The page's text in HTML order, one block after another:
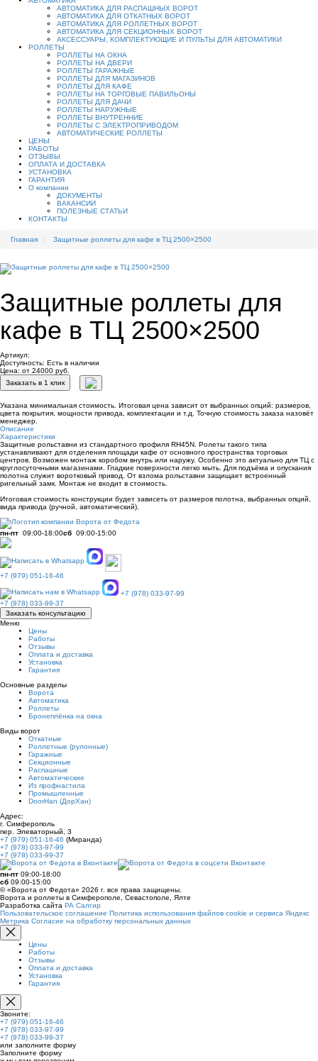
АВТОМАТИКА ДЛЯ РАСПАШНЫХ ВОРОТ
АВТОМАТИКА ДЛЯ ОТКАТНЫХ ВОРОТ
АВТОМАТИКА ДЛЯ РОЛЛЕТНЫХ ВОРОТ
АВТОМАТИКА ДЛЯ СЕКЦИОННЫХ ВОРОТ
АКСЕССУАРЫ, КОМПЛЕКТУЮЩИЕ И ПУЛЬТЫ ДЛЯ АВТОМАТИКИ
РОЛЛЕТЫ
РОЛЛЕТЫ НА ОКНА
РОЛЛЕТЫ НА ДВЕРИ
РОЛЛЕТЫ ГАРАЖНЫЕ
РОЛЛЕТЫ ДЛЯ МАГАЗИНОВ
РОЛЛЕТЫ ДЛЯ КАФЕ
РОЛЛЕТЫ НА ТОРГОВЫЕ ПАВИЛЬОНЫ
РОЛЛЕТЫ ДЛЯ ДАЧИ
РОЛЛЕТЫ НАРУЖНЫЕ
РОЛЛЕТЫ ВНУТРЕННИЕ
РОЛЛЕТЫ С ЭЛЕКТРОПРИВОДОМ
АВТОМАТИЧЕСКИЕ РОЛЛЕТЫ
ЦЕНЫ
РАБОТЫ
ОТЗЫВЫ
ОПЛАТА И ДОСТАВКА
УСТАНОВКА
ГАРАНТИЯ
О компании
ДОКУМЕНТЫ
ВАКАНСИИ
ПОЛЕЗНЫЕ СТАТЬИ
КОНТАКТЫ
Главная Защитные роллеты для кафе в ТЦ 2500×2500
Защитные роллеты для
кафе в ТЦ 2500×2500
Артикул:
Доступность: Есть в наличии
Цена: от 24000 руб.
Заказать в 1 клик
Указана минимальная стоимость. Итоговая цена зависит от выбранных опций: размеров,
цвета покрытия, мощности привода, комплектации и т.д. Точную стоимость заказа назовёт
менеджер.
Описание
Характеристики
Защитные рольставни из стандартного профиля RH45N. Ролеты такого типа
устанавливают для отделения площади кафе от основного пространства торговых
центров. Возможен монтаж коробом внутрь или наружу. Особенно это актуально для ТЦ с
круглосуточными магазинами. Гладкие поверхности легко мыть. Для подъёма и опускания
полотна служит воротковый привод. От взлома рольставни защищает встроенный
ригельный замк. Монтаж не входит в стоимость.
Итоговая стоимость конструкции будет зависеть от размеров полотна, выбранных опций,
вида привода (ручной, автоматический).
пн-пт 09:00-18:00сб 09:00-15:00
+7 (979) 051-16-46
+7 (978) 033-97-99
+7 (978) 033-99-37
Заказать консультацию
Меню
Цены
Работы
Отзывы
Оплата и доставка
Установка
Гарантия
Основные разделы
Ворота
Автоматика
Роллеты
Бронеплёнка на окна
Виды ворот
Откатные
Роллетные (рулонные)
Гаражные
Секционные
Распашные
Автоматические
Из профнастила
Промышленные
DoorHan (ДорХан)
Адрес:
г. Симферополь
пер. Элеваторный, 3
+7 (979) 051-16-46 (Миранда)
+7 (978) 033-97-99
+7 (978) 033-99-37
пн-пт 09:00-18:00
сб 09:00-15:00
© «Ворота от Федота» 2026 г. все права защищены.
Ворота и роллеты в Симферополе, Севастополе, Ялте
Разработка сайта РА Салгир
Пользовательское соглашение Политика использования файлов cookie и сервиса Яндекс
Метрика Согласие на обработку персональных данных
Цены
Работы
Отзывы
Оплата и доставка
Установка
Гарантия
Звоните:
+7 (979) 051-16-46
+7 (978) 033-97-99
+7 (978) 033-99-37
или заполните форму
Заполните форму